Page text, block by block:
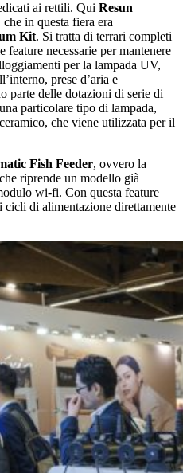
ai rettili. Qui Resun
in questa fiera era
Kit. Si tratta di terrari completi
necessarie per mantenere
per la lampada UV,
prese d’aria e
parte delle dotazioni di serie di
particolare tipo di lampada,
che viene utilizzata per il
Fish Feeder, ovvero la
riprende un modello già
wi-fi. Con questa feature
cicli di alimentazione direttamente